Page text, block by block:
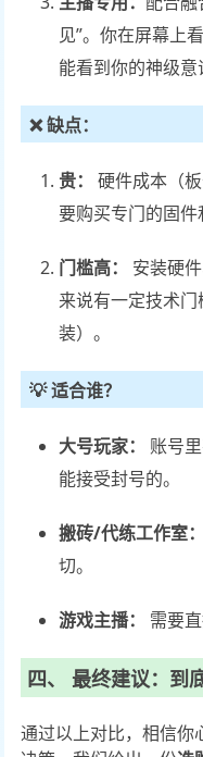
见”。你在屏幕上
能看到你的神级意
❌ 缺点：
贵：
硬件成本（
要购买专门的固件
门槛高：
安装硬
来说有一定技术
装）。
💡 适合谁？
大号玩家：
账号
能接受封号的。
搬砖/代练工作室：
切。
游戏主播： 需要
四、 最终建议：到
通过以上对比，相信你